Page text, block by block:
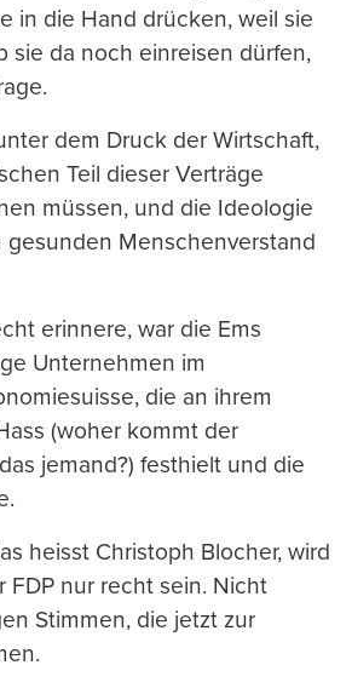
in die Hand drücken, weil sie
sie da noch einreisen dürfen,
dem Druck der Wirtschaft,
Teil dieser Verträge
müssen, und die Ideologie
Menschenverstand
erinnere, war die Ems
Unternehmen im
die an ihrem
(woher kommt der
jemand?) festhielt und die
heisst Christoph Blocher, wird
FDP nur recht sein. Nicht
Stimmen, die jetzt zur